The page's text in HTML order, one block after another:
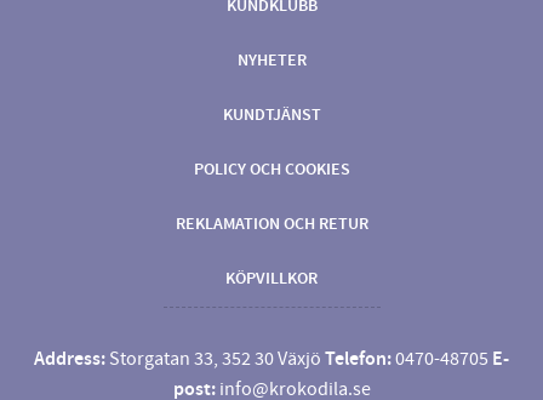
KUNDKLUBB
NYHETER
KUNDTJÄNST
POLICY OCH COOKIES
REKLAMATION OCH RETUR
KÖPVILLKOR
Address: Storgatan 33, 352 30 Växjö Telefon:0470-48705 E-
post: info@krokodila.se